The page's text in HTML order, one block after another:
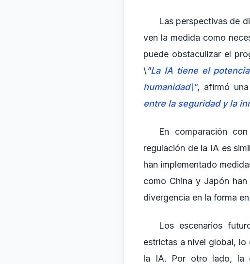
Las perspectivas de
ven la medida como
puede obstaculizar el
\"La IA tiene el
humanidad\", afirmó
entre la seguridad y la
En comparación
regulación de la IA es
han implementado
como China y Japón
divergencia en la forma
Los escenarios
estrictas a nivel global,
la IA. Por otro lado, la